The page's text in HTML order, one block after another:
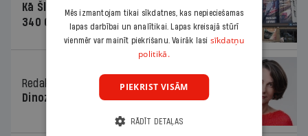
Kā Šlesera partija palika nesodīta par
340 000 vērtu reklāmas kampaņu
Redaktores sleja
06.08.2026.
Dinozaura triks
Mēs izmantojam tikai sīkdatnes, kas nepieciešamas
lapas darbībai un analītikai. Lapas kreisajā stūrī
vienmēr var mainīt piekrišanu. Vairāk lasi sīkdatņu
politikā.
PIEKRIST VISĀM
RĀDĪT DETAĻAS